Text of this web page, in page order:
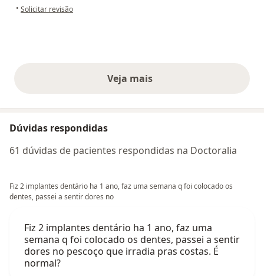
• na opinião do utilizador Adriana
Solicitar revisão
Veja maisopiniões acima
Dúvidas respondidas
61 dúvidas de pacientes respondidas na Doctoralia
Fiz 2 implantes dentário ha 1 ano, faz uma semana q foi colocado os
dentes, passei a sentir dores no
Fiz 2 implantes dentário ha 1 ano, faz uma
semana q foi colocado os dentes, passei a sentir
dores no pescoço que irradia pras costas. É
normal?